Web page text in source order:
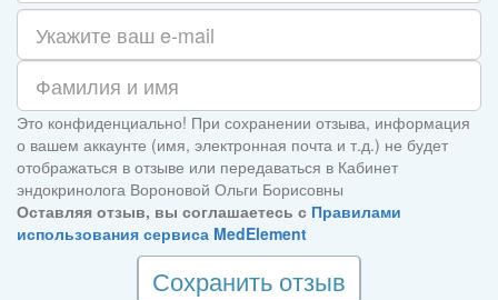
Это конфиденциально! При сохранении отзыва, информация
о вашем аккаунте (имя, электронная почта и т.д.) не будет
отображаться в отзыве или передаваться в Кабинет
эндокринолога Вороновой Ольги Борисовны
Оставляя отзыв, вы соглашаетесь с Правилами
использования сервиса MedElement
Сохранить отзыв